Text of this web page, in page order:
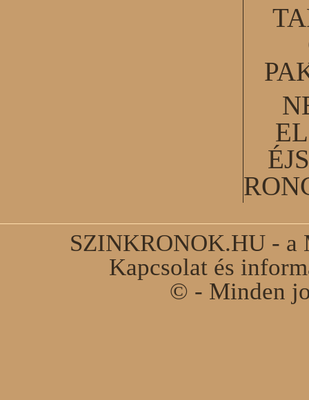
SZINKRONOK.HU - a
Kapcsolat és
© - Minden